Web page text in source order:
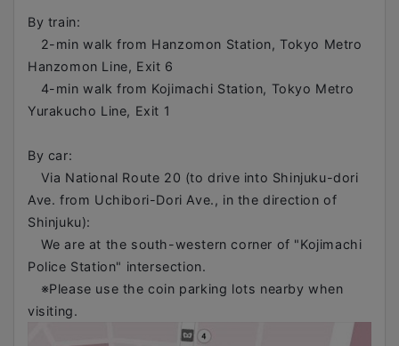
By train:
2-min walk from Hanzomon Station, Tokyo Metro
Hanzomon Line, Exit 6
4-min walk from Kojimachi Station, Tokyo Metro
Yurakucho Line, Exit 1
By car:
Via National Route 20 (to drive into Shinjuku-dori
Ave. from Uchibori-Dori Ave., in the direction of
Shinjuku):
We are at the south-western corner of "Kojimachi
Police Station" intersection.
※Please use the coin parking lots nearby when
visiting.